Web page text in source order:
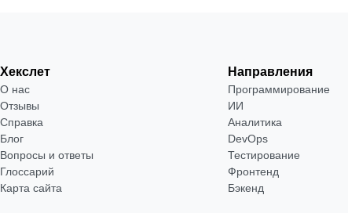
Хекслет
О нас
Отзывы
Справка
Блог
Вопросы и ответы
Глоссарий
Карта сайта
Направления
Программирование
ИИ
Аналитика
DevOps
Тестирование
Фронтенд
Бэкенд